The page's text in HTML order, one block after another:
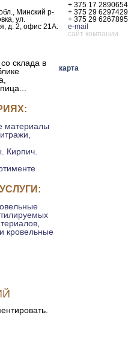
Минский р-
ул.
д. 2, офис 21А.
+ 375 17 2890654
+ 375 29 6297429
+ 375 29 6267895
e-mail
сайт компании
склада в
материалы
Кирпич.
кровельные
карта